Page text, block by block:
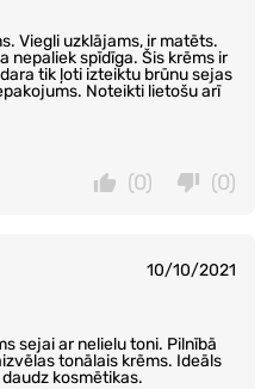
Viegli uzklājams, ir matēts.
nepaliek spīdīga. Šis krēms ir
tik ļoti izteiktu brūnu sejas
Noteikti lietošu arī
(0)
(0)
10/10/2021
sejai ar nelielu toni. Pilnībā
tonālais krēms. Ideāls
kosmētikas.